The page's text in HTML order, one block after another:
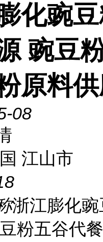
化豌
豌豆
原料
08
江山市
浙江膨化
粉五谷代